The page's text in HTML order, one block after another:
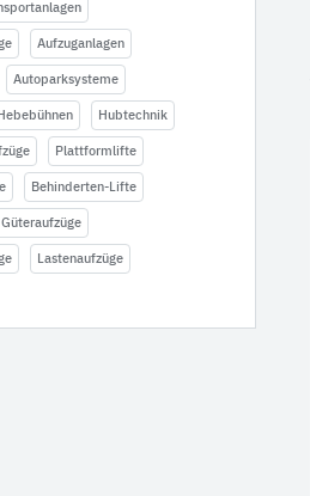
Aufzuganlagen
Autoparksysteme
Hebebühnen Hubtechnik
Plattformlifte
Behinderten-Lifte
Güteraufzüge
Lastenaufzüge